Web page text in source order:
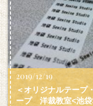
2019/12/19
＜オリジナルテープ
ープ 洋裁教室<池